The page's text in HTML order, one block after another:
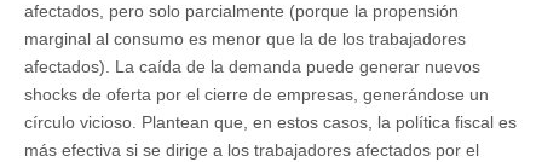
afectados, pero solo parcialmente (porque la propensión
marginal al consumo es menor que la de los trabajadores
afectados). La caída de la demanda puede generar nuevos
shocks de oferta por el cierre de empresas, generándose un
círculo vicioso. Plantean que, en estos casos, la política fiscal es
más efectiva si se dirige a los trabajadores afectados por el